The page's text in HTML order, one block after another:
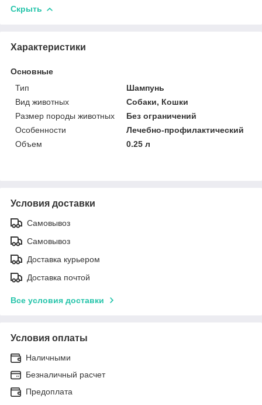
Скрыть
Характеристики
Основные
Тип
Шампунь
Вид животных
Собаки, Кошки
Размер породы животных
Без ограничений
Особенности
Лечебно-профилактический
Объем
0.25 л
Условия доставки
Самовывоз
Самовывоз
Доставка курьером
Доставка почтой
Все условия доставки
Условия оплаты
Наличными
Безналичный расчет
Предоплата